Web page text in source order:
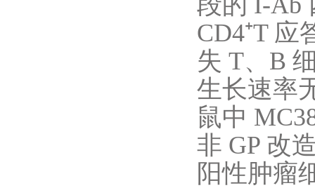
CD4⁺T
失 T、B
生长速率
鼠中
非 GP 改
阳性肿瘤